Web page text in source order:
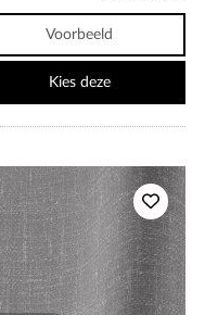
Voorbeeld
Kies deze